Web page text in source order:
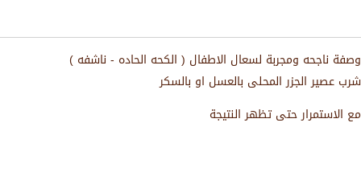
وصفة ناجحه ومجربة لسعال الاطفال ( الكحه الحاده - ناشفه )
شرب عصير الجزر المحلى بالعسل او بالسكر
مع الاستمرار حتى تظهر النتيجة